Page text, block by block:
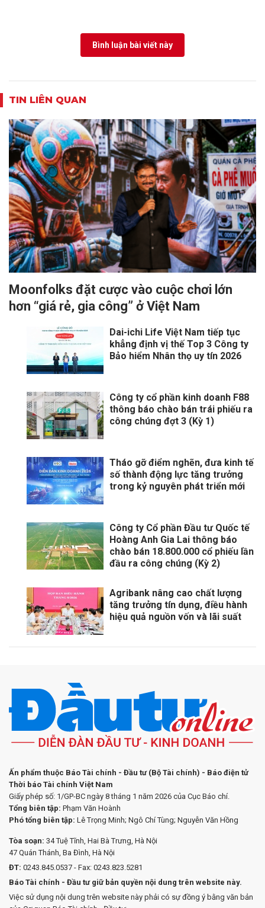
Bình luận bài viết này
TIN LIÊN QUAN
Moonfolks đặt cược vào cuộc chơi lớn
hơn “giá rẻ, gia công” ở Việt Nam
Dai-ichi Life Việt Nam tiếp tục
khẳng định vị thế Top 3 Công ty
Bảo hiểm Nhân thọ uy tín 2026
Công ty cổ phần kinh doanh F88
thông báo chào bán trái phiếu ra
công chúng đợt 3 (Kỳ 1)
Tháo gỡ điểm nghẽn, đưa kinh tế
số thành động lực tăng trưởng
trong kỷ nguyên phát triển mới
Công ty Cổ phần Đầu tư Quốc tế
Hoàng Anh Gia Lai thông báo
chào bán 18.800.000 cổ phiếu lần
đầu ra công chúng (Kỳ 2)
Agribank nâng cao chất lượng
tăng trưởng tín dụng, điều hành
hiệu quả nguồn vốn và lãi suất
Ấn phẩm thuộc Báo Tài chính - Đầu tư (Bộ Tài chính) - Báo điện tử
Thời báo Tài chính Việt Nam
Giấy phép số: 1/GP-BC ngày 8 tháng 1 năm 2026 của Cục Báo chí.
Tổng biên tập: Phạm Văn Hoành
Phó tổng biên tập: Lê Trọng Minh; Ngô Chí Tùng; Nguyễn Văn Hồng
Tòa soạn: 34 Tuệ Tĩnh, Hai Bà Trưng, Hà Nội
47 Quán Thánh, Ba Đình, Hà Nội
ĐT: 0243.845.0537 - Fax: 0243.823.5281
Báo Tài chính - Đầu tư giữ bản quyền nội dung trên website này.
Việc sử dụng nội dung trên website này phải có sự đồng ý bằng văn bản